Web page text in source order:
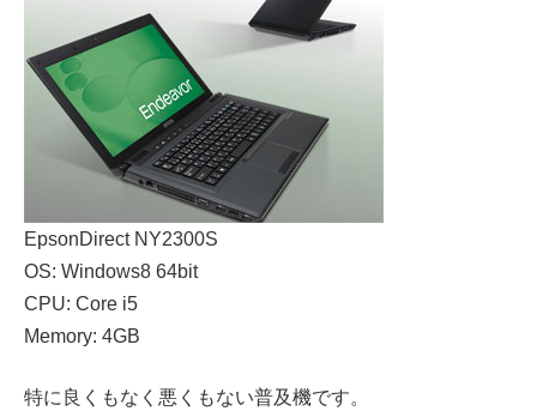
EpsonDirect NY2300S
OS: Windows8 64bit
CPU: Core i5
Memory: 4GB
特に良くもなく悪くもない普及機です。